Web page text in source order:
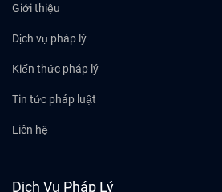
Giới thiệu
Dịch vụ pháp lý
Kiến thức pháp lý
Tin tức pháp luật
Liên hệ
Dịch Vụ Pháp Lý